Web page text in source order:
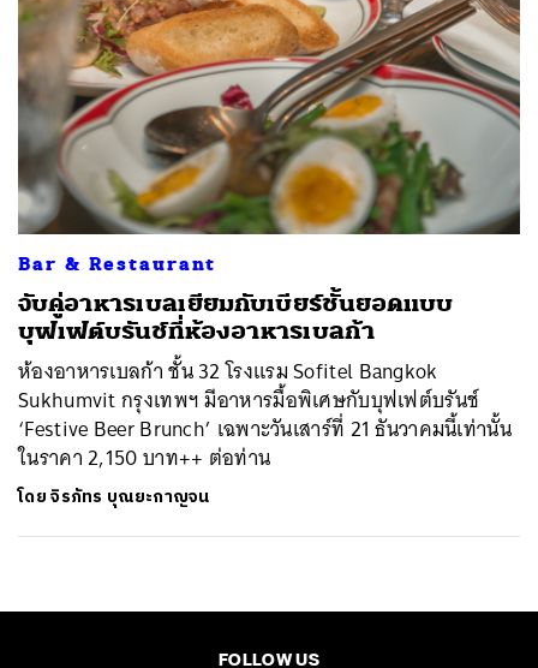
Bar & Restaurant
จับคู่อาหารเบลเยียมกับเบียร์ชั้นยอดแบบ
บุฟเฟต์บรันช์ที่ห้องอาหารเบลก้า
ห้องอาหารเบลก้า ชั้น 32 โรงแรม Sofitel Bangkok
Sukhumvit กรุงเทพฯ มีอาหารมื้อพิเศษกับบุฟเฟต์บรันช์
‘Festive Beer Brunch’ เฉพาะวันเสาร์ที่ 21 ธันวาคมนี้เท่านั้น
ในราคา 2,150 บาท++ ต่อท่าน
โดยจิรภัทร บุณยะกาญจน
FOLLOW US
ค้นหา
SHARE TWEET LINE EMAIL